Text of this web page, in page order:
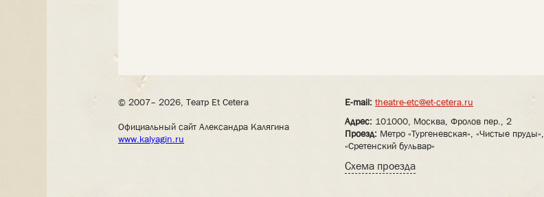
© 2007– 2026, Театр Et Cetera
Официальный сайт Александра Калягина
www.kalyagin.ru
E-mail: theatre-etc@et-cetera.ru
Адрес: 101000, Москва, Фролов пер., 2
Проезд: Метро «Тургеневская», «Чистые пруды»,
«Сретенский бульвар»
Схема проезда